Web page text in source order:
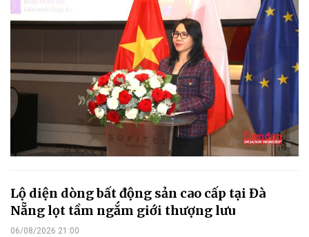
Lộ diện dòng bất động sản cao cấp tại Đà
Nẵng lọt tầm ngắm giới thượng lưu
06/08/2026 21:00